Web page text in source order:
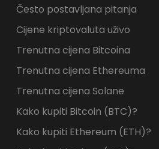
Često postavljana pitanja
Cijene kriptovaluta uživo
Trenutna cijena Bitcoina
Trenutna cijena Ethereuma
Trenutna cijena Solane
Kako kupiti Bitcoin (BTC)?
Kako kupiti Ethereum (ETH)?